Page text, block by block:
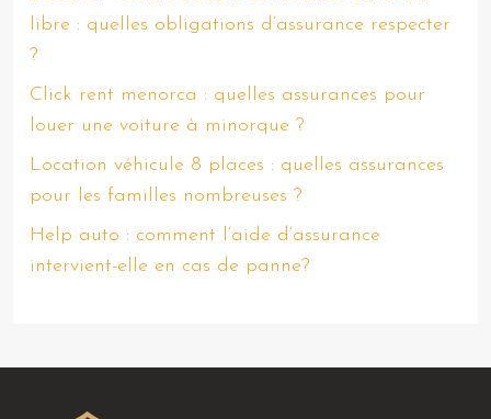
libre : quelles obligations d’assurance respecter
?
Click rent menorca : quelles assurances pour
louer une voiture à minorque ?
Location véhicule 8 places : quelles assurances
pour les familles nombreuses ?
Help auto : comment l’aide d’assurance
intervient-elle en cas de panne?